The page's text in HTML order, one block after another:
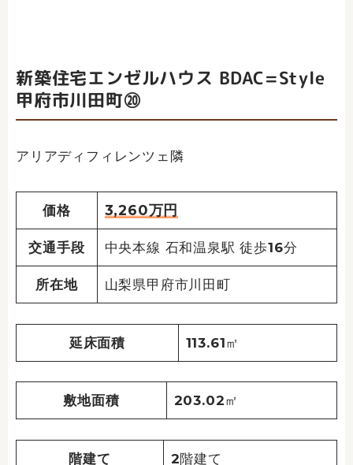
新築住宅エンゼルハウス BDAC=Style
甲府市川田町⑳
アリアディフィレンツェ隣
価格 3,260万円
交通手段 中央本線 石和温泉駅 徒歩16分
所在地 山梨県甲府市川田町
延床面積 113.61㎡
敷地面積 203.02㎡
階建て 2階建て